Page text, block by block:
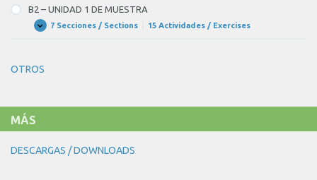
UNIDAD
1
DE
MUESTRA
B2 – UNIDAD 1 DE MUESTRA
Expandir
B2
DE
7 Secciones / Sections 15 Actividades / Exercises
OTROS
MÁS
DESCARGAS / DOWNLOADS